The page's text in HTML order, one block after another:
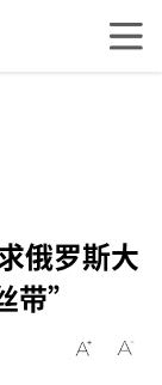
俄罗斯大
带”